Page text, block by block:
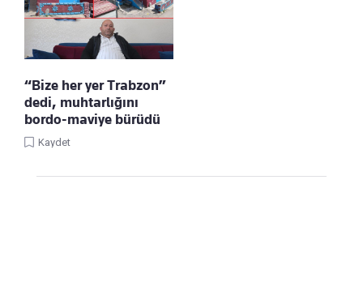
“Bize her yer Trabzon”
dedi, muhtarlığını
bordo-maviye bürüdü
Kaydet